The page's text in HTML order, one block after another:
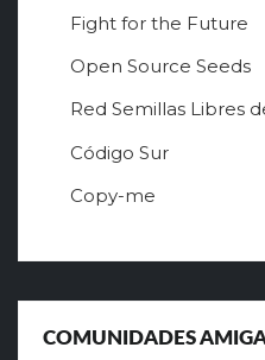
Fight for the Future
Open Source Seeds
Red Semillas Libres
о
и
л
ь
Código Sur
Copy-me
COMUNIDADES